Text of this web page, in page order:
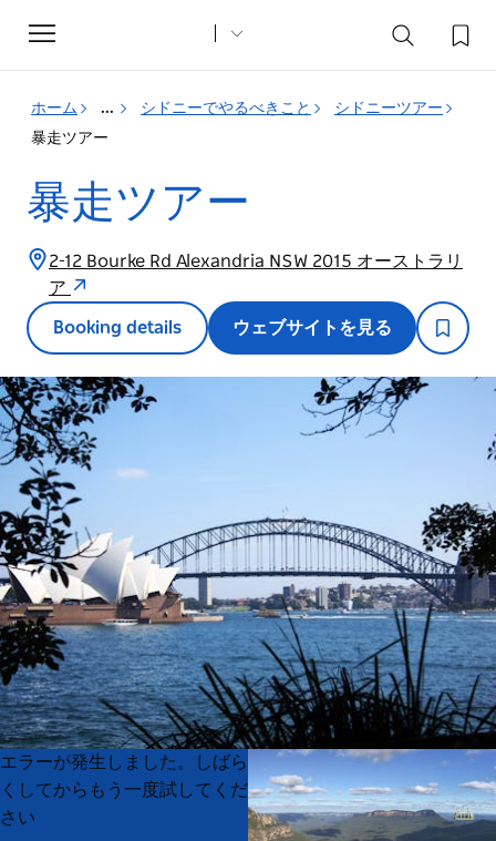
Toggle
navigation
ホーム ... シドニーでやるべきこと
シドニーツアー
暴走ツアー
暴走ツアー
2-12 Bourke Rd Alexandria NSW 2015 オーストラリ
ア
Booking details ウェブサイトを見る
Product
List
Product
List
エラーが発生しました。しばら
くしてからもう一度試してくだ
さい